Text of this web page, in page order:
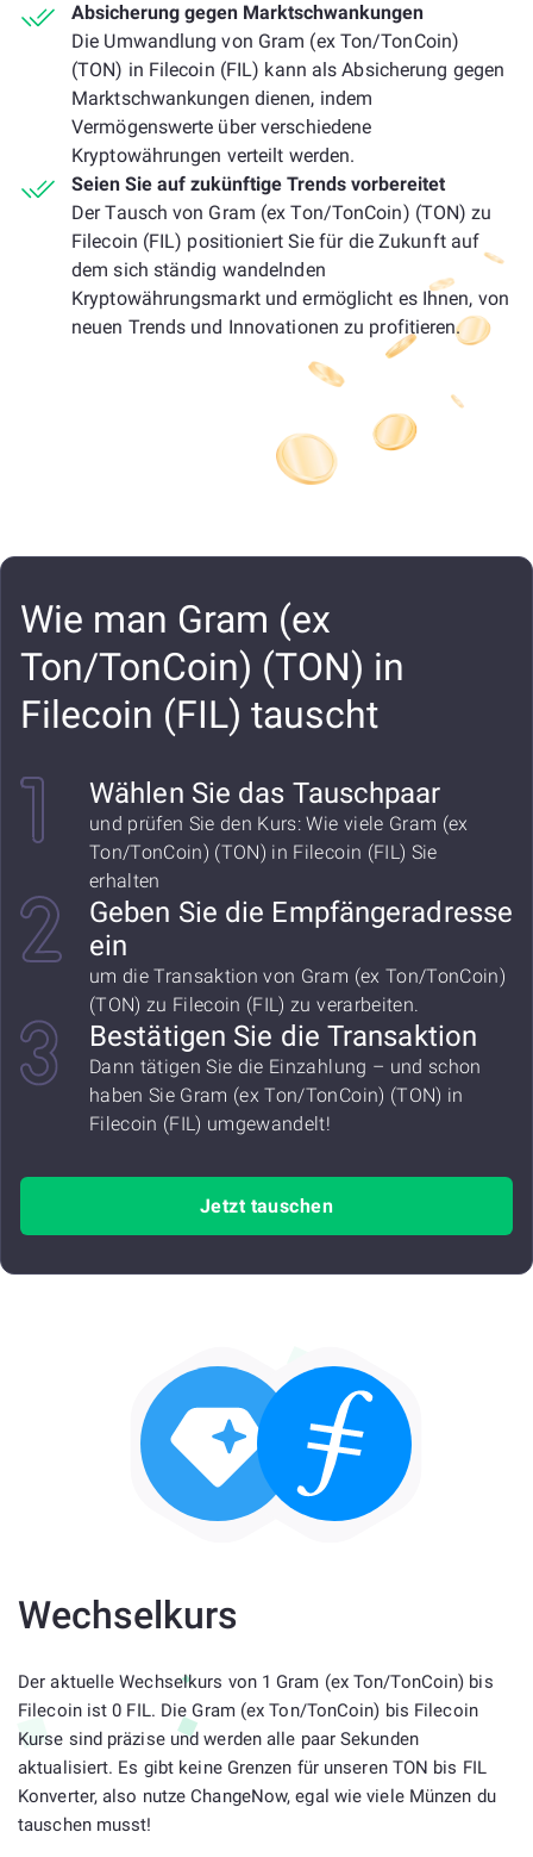
Absicherung gegen Marktschwankungen
Die Umwandlung von Gram (ex Ton/TonCoin)
(TON) in Filecoin (FIL) kann als Absicherung gegen
Marktschwankungen dienen, indem
Vermögenswerte über verschiedene
Kryptowährungen verteilt werden.
Seien Sie auf zukünftige Trends vorbereitet
Der Tausch von Gram (ex Ton/TonCoin) (TON) zu
Filecoin (FIL) positioniert Sie für die Zukunft auf
dem sich ständig wandelnden
Kryptowährungsmarkt und ermöglicht es Ihnen, von
neuen Trends und Innovationen zu profitieren.
Wie man Gram (ex
Ton/TonCoin) (TON) in
Filecoin (FIL) tauscht
Wählen Sie das Tauschpaar
und prüfen Sie den Kurs: Wie viele Gram (ex
Ton/TonCoin) (TON) in Filecoin (FIL) Sie
erhalten
Geben Sie die Empfängeradresse
ein
um die Transaktion von Gram (ex Ton/TonCoin)
(TON) zu Filecoin (FIL) zu verarbeiten.
Bestätigen Sie die Transaktion
Dann tätigen Sie die Einzahlung – und schon
haben Sie Gram (ex Ton/TonCoin) (TON) in
Filecoin (FIL) umgewandelt!
Jetzt tauschen
Wechselkurs
Der aktuelle Wechselkurs von 1 Gram (ex Ton/TonCoin) bis
Filecoin ist 0 FIL. Die Gram (ex Ton/TonCoin) bis Filecoin
Kurse sind präzise und werden alle paar Sekunden
aktualisiert. Es gibt keine Grenzen für unseren TON bis FIL
Konverter, also nutze ChangeNow, egal wie viele Münzen du
tauschen musst!